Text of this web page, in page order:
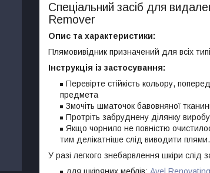
Спеціальний засіб для
Remover
Опис та характеристики:
Плямовивідник призначений для всіх
Інструкція із застосування:
Перевірте стійкість кольору,
предмета
Змочіть шматочок бавовняної
Протріть забруднену ділянку
Якщо чорнило не повністю
тим делікатніше слід виводити плями.
У разі легкого знебарвлення шкіри слід